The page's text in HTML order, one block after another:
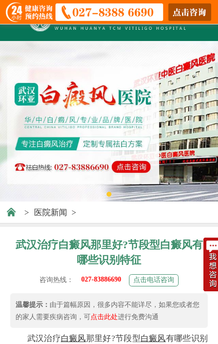
> 医院新闻 >
武汉治疗白癜风那里好?节段型白癜风有
哪些识别特征
咨询热线： 027-83886690 点击电话咨询
温馨提示： 由于篇幅原因，很多内容不能详尽，如果您或者您
的家人需要疾病咨询，可点击此处进行免费沟通
武汉治疗白癜风那里好?节段型白癜风有哪些识别